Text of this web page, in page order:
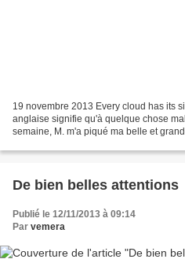
19 novembre 2013 Every cloud has its
anglaise signifie qu'à quelque chose
semaine, M. m'a piqué ma belle et
De bien belles attentions
Publié le 12/11/2013 à 09:14
Par vemera